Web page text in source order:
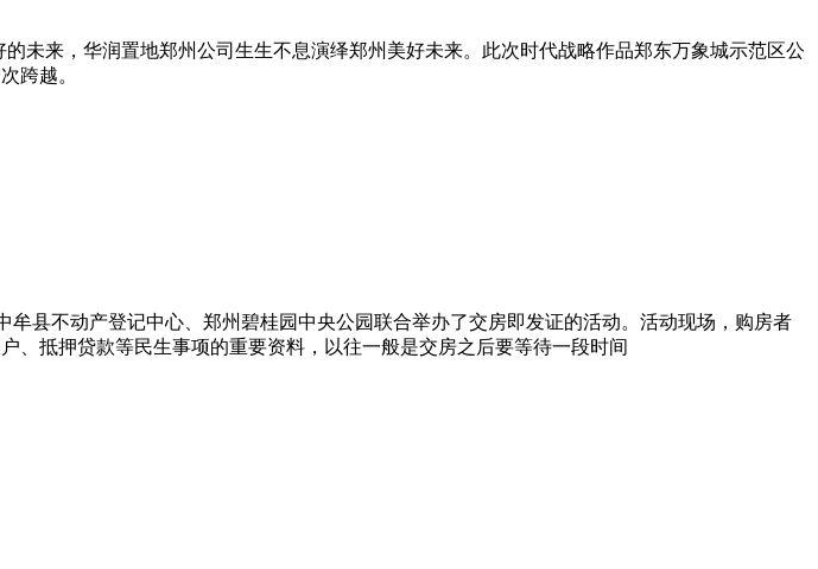
的未来，华润置地郑州公司生生不息演绎郑州美好未来。此次时代战略作品郑东万象城示范区公
跨越。
牟县不动产登记中心、郑州碧桂园中央公园联合举办了交房即发证的活动。活动现场，购房者
、抵押贷款等民生事项的重要资料，以往一般是交房之后要等待一段时间